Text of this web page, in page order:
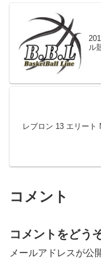
ル
レブロン 13 エリート
コメント
コメントをどう
メールアドレスが公